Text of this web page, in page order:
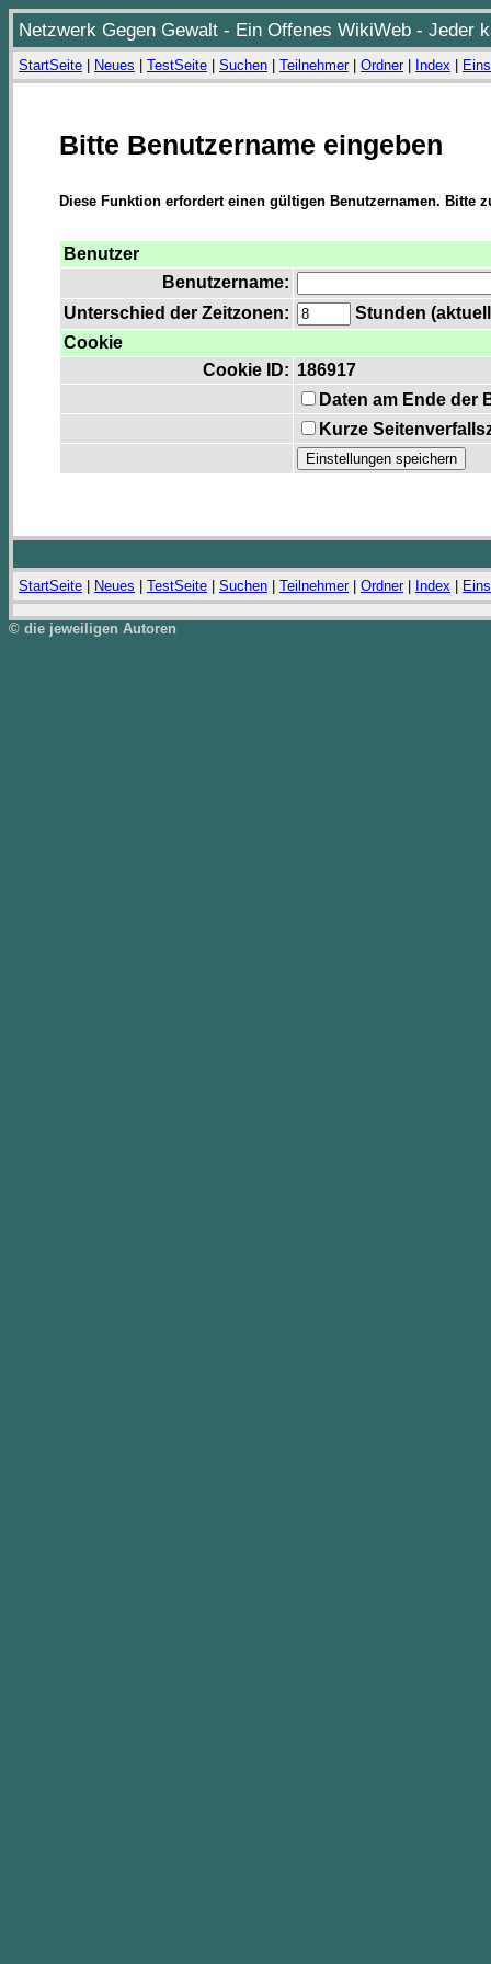
Netzwerk Gegen Gewalt - Ein Offenes WikiWeb - Jeder
StartSeite Neues TestSeite Suchen Teilnehmer| Ordner| Index
Bitte Benutzername eingeben
Diese Funktion erfordert einen gültigen Benutzernamen. Bitte
Benutzer
Benutzername:
Unterschied der Zeitzonen:
Stunden
Cookie
Cookie ID: 186917
Daten am Ende der
Kurze
StartSeite Neues TestSeite Suchen Teilnehmer| Ordner| Index
© die jeweiligen Autoren